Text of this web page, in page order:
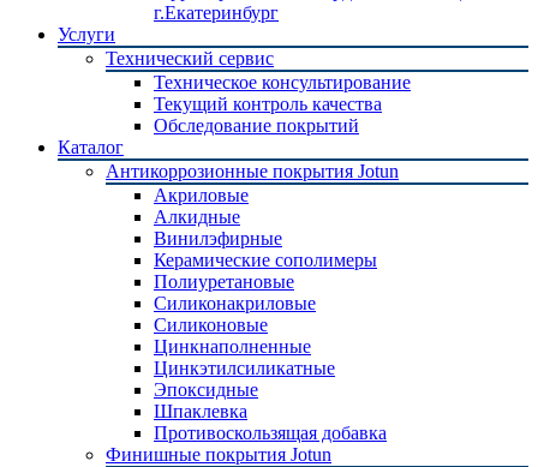
г.Екатеринбург
Услуги
Технический сервис
Техническое консультирование
Текущий контроль качества
Обследование покрытий
Каталог
Антикоррозионные покрытия Jotun
Акриловые
Алкидные
Винилэфирные
Керамические сополимеры
Полиуретановые
Силиконакриловые
Силиконовые
Цинкнаполненные
Цинкэтилсиликатные
Эпоксидные
Шпаклевка
Противоскользящая добавка
Финишные покрытия Jotun